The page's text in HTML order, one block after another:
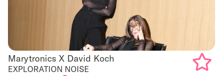
Marytronics X David Koch
Marytronics X David Koch
EXPLORATION NOISE